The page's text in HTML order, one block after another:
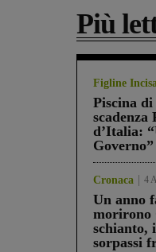
Più
Figline
Piscina
d’Italia:
Governo”
Cronaca 4
Un anno
morirono
schianto,
sorpassi